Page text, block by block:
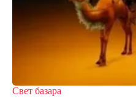
Свет базара